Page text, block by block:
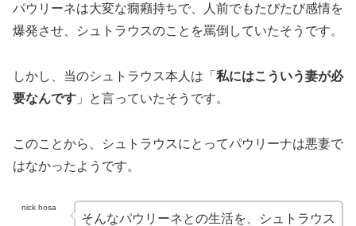
パウリーネは大変な癇癪持ちで、人前でもたびたび感情を
爆発させ、シュトラウスのことを罵倒していたそうです。
しかし、当のシュトラウス本人は「 私にはこういう妻が必
要なんです 」と言っていたそうです。
このことから、シュトラウスにとってパウリーナは悪妻で
はなかったようです。
nick hosa
そんなパウリーネとの生活を、シュトラウス